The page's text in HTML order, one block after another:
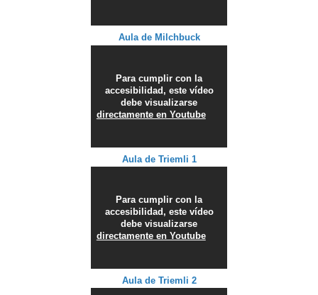
Aula de Milchbuck
Para cumplir con la
accesibilidad, este vídeo
debe visualizarse
directamente en Youtube
Aula de Triemli 1
Para cumplir con la
accesibilidad, este vídeo
debe visualizarse
directamente en Youtube
Aula de Triemli 2